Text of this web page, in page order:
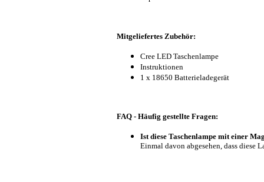
Mitgeliefertes Zubehör:
Cree LED Taschenlampe
Instruktionen
1 x 18650 Batterieladegerät
FAQ - Häufig gestellte Fragen:
Ist diese Taschenlampe mit einer
Einmal davon abgesehen, dass